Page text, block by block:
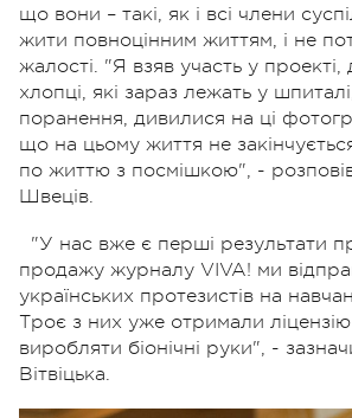
що вони – такі, як і всі члени
жити повноцінним життям, і не
жалості. "Я взяв участь у
хлопці, які зараз лежать у
поранення, дивилися на ці
що на цьому життя не
по життю з посмішкою", -
Швеців.
"У нас вже є перші результати
продажу журналу VIVA! ми
українських протезистів на
Троє з них уже отримали
виробляти біонічні руки", -
Вітвіцька.